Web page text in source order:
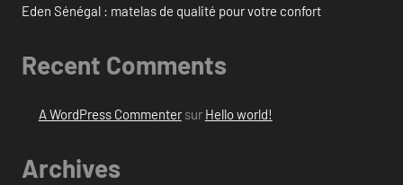
Eden Sénégal : matelas de qualité pour votre confort
Recent Comments
A WordPress Commentersur Hello world!
Archives